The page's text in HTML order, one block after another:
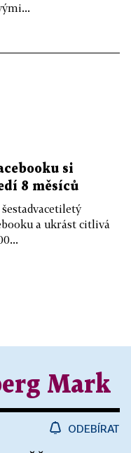
si
8 měsíců
a ukrást citlivá
Mark
ODEBÍRAT